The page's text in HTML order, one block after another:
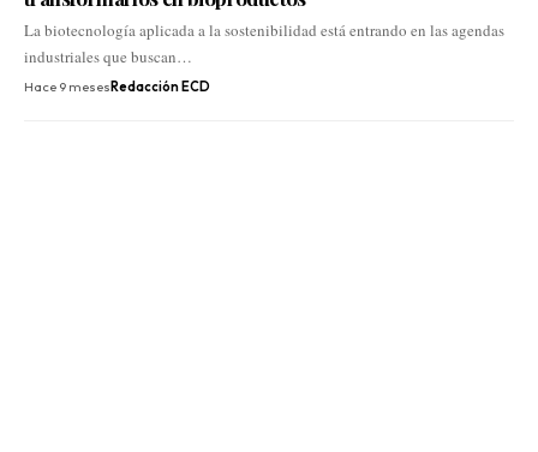
La biotecnología aplicada a la sostenibilidad está entrando en las agendas
industriales que buscan…
Hace 9 meses Redacción ECD